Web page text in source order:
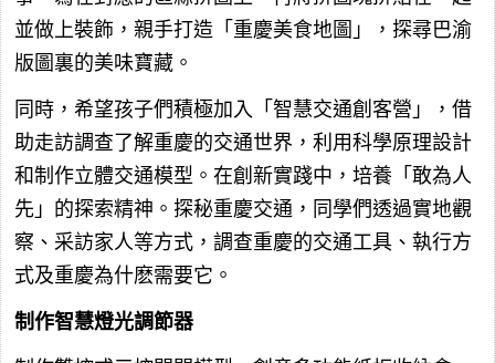
並做上裝飾，親手打造「重慶美食地圖」，探尋巴渝
版圖裏的美味寶藏。
同時，希望孩子們積極加入「智慧交通創客營」，借
助走訪調查了解重慶的交通世界，利用科學原理設計
和制作立體交通模型。在創新實踐中，培養「敢為人
先」的探索精神。探秘重慶交通，同學們透過實地觀
察、采訪家人等方式，調查重慶的交通工具、執行方
式及重慶為什麽需要它。
制作智慧燈光調節器